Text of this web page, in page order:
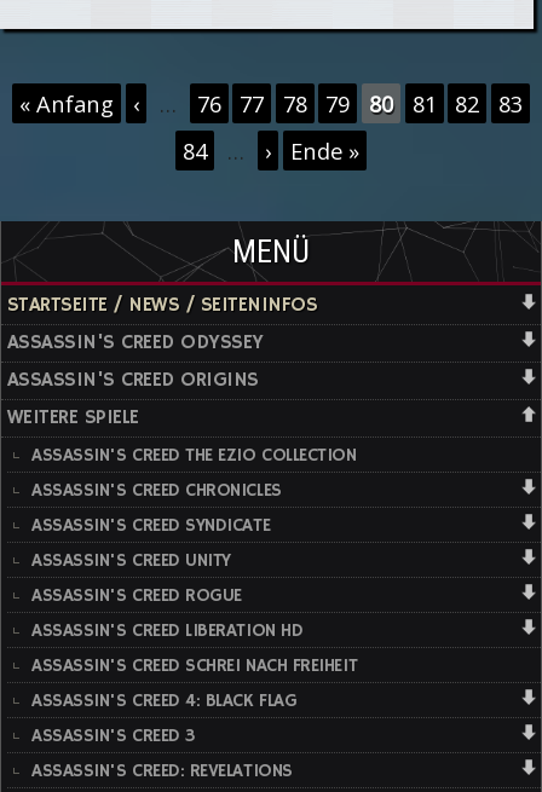
Creed auf
Seiten
« Anfang ‹ … 76 77 78 79 80 81 82
83
84
… › Ende »
MENÜ
STARTSEITE / NEWS / SEITENINFOS
ASSASSIN'S CREED ODYSSEY
ASSASSIN'S CREED ORIGINS
WEITERE SPIELE
ASSASSIN'S CREED THE EZIO COLLECTION
ASSASSIN'S CREED CHRONICLES
ASSASSIN'S CREED SYNDICATE
ASSASSIN'S CREED UNITY
ASSASSIN'S CREED ROGUE
ASSASSIN'S CREED LIBERATION HD
ASSASSIN'S CREED SCHREI NACH FREIHEIT
ASSASSIN'S CREED 4: BLACK FLAG
ASSASSIN'S CREED 3
ASSASSIN'S CREED: REVELATIONS